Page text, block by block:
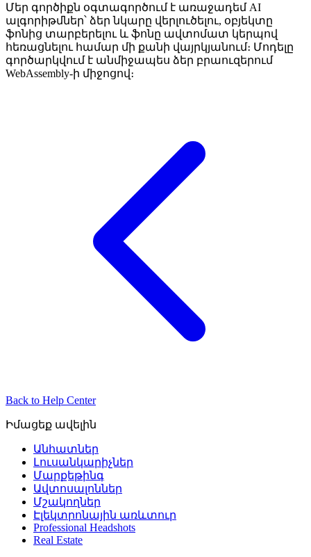
Մեր գործիքն օգտագործում է առաջադեմ AI
ալգորիթմներ՝ ձեր նկարը վերլուծելու, օբյեկտը
ֆոնից տարբերելու և ֆոնը ավտոմատ կերպով
հեռացնելու համար մի քանի վայրկյանում։ Մոդելը
գործարկվում է անմիջապես ձեր բրաուզերում
WebAssembly-ի միջոցով։
Back to Help Center
Իմացեք ավելին
Անհատներ
Լուսանկարիչներ
Մարքեթինգ
Ավտոսալոններ
Մշակողներ
Էլեկտրոնային առևտուր
Professional Headshots
Real Estate